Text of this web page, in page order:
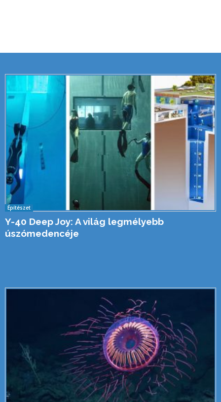
Építészet
Y-40 Deep Joy: A világ legmélyebb
úszómedencéje